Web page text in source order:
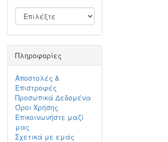
Πληροφορίες
Αποστολές &
Επιστροφές
Προσωπικά Δεδομένα
Όροι Χρήσης
Επικοινωνήστε μαζί
μας
Σχετικά με εμάς